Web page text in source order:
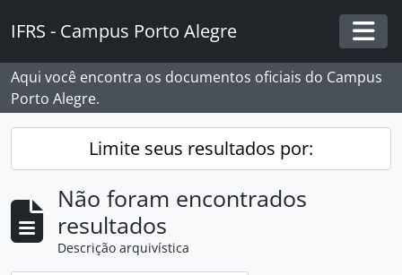
IFRS - Campus Porto Alegre
Aqui você encontra os documentos oficiais do Campus
Porto Alegre.
Limite seus resultados por:
Não foram encontrados
resultados
Descrição arquivística